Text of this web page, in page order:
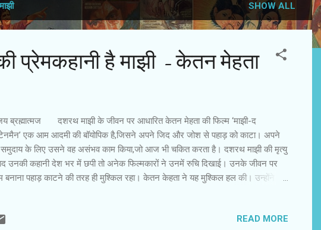
माझी SHOW ALL
प्रेमकहानी है माझी - केतन मेहता
ब्रह्मात्‍मज दशरथ माझी के जीवन पर आधारित केतन मेहता की फिल्‍म ‘माझी-द
एक आम आदमी की बॉयोपिक है,जिसने अपने जिद और जोश से पहाड़ को काटा। अपने
समुदाय के लिए उसने वह असंभव काम किया,जो आज भी चकित करता है। दशरथ माझी की मृत्‍यु
उनकी कहानी देश भर में छपी तो अनेक फिल्‍मकारों ने उनमें रुचि दिखाई। उनके जीवन पर
बनाना पहाड़ काटने की तरह ही मुश्किल रहा। केतन केहता ने यह मुश्किल हल की। उन्‍होंने
एक फैंटेसी फिगर हैं। उन्‍हें आप रियल लाइफ सुपरहीरो कह सकते हें। ‘माझी’ आवेशपूर्णREAD MORE